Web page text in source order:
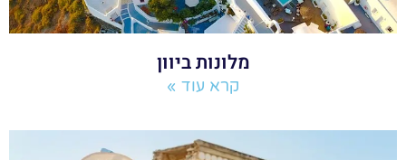
מלונות ביוון
קרא עוד »